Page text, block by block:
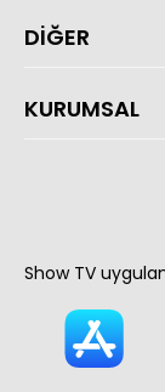
DİĞER
KURUMSAL
Show TV